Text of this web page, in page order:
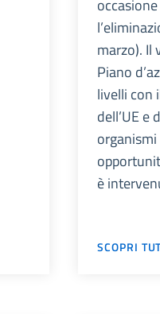
marzo). Il
Piano
livelli con
dell’UE e
è
SCOPRI